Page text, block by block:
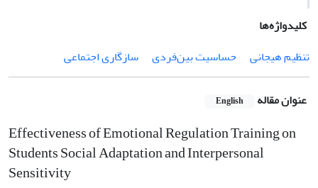
کلیدواژه‌ها
تنظیم هیجانی
حساسیت بین‌فردی سازگاری اجتماعی
عنوان مقاله English
Effectiveness of Emotional Regulation Training on
Students Social Adaptation and Interpersonal
Sensitivity